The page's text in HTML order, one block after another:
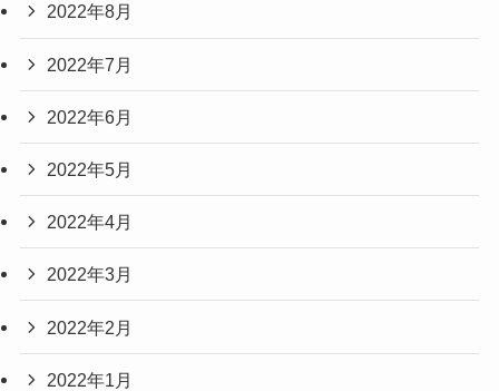
2022年8月
2022年7月
2022年6月
2022年5月
2022年4月
2022年3月
2022年2月
2022年1月